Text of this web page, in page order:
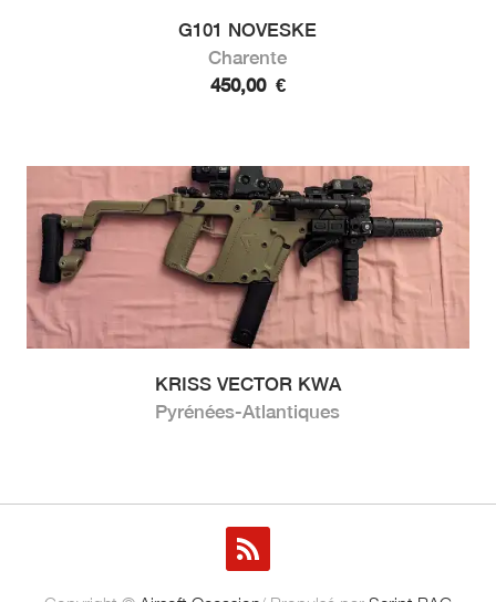
G101 NOVESKE
Charente
450,00 €
KRISS VECTOR KWA
Pyrénées-Atlantiques